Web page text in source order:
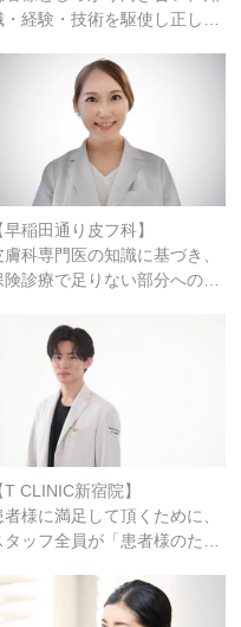
・経験・技術を駆使し正し…
早稲田通り皮フ科】
膚科専門医の知識に基づき、
険診療で足りない部分への…
T CLINIC新宿院】
者様に満足して頂くために、
タッフ全員が「患者様のた…